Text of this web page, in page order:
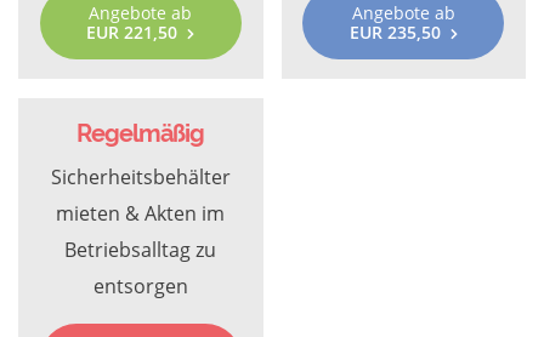
Angebote ab
EUR 221,50
Angebote ab
EUR 235,50
Regelmäßig
Sicherheitsbehälter
mieten & Akten im
Betriebsalltag zu
entsorgen